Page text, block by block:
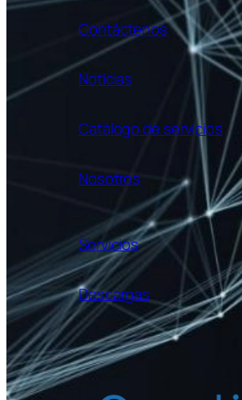
Contáctenos
Noticias
Catálogo de servicios
Nosotros
Servicios
Descargas